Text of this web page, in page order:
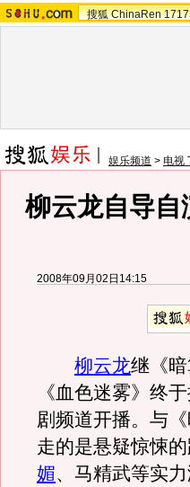
搜狐 ChinaRen
娱乐频道 > 电视
柳云龙自导自
2008年09月02日14:15
柳云龙继《
《血色迷雾》终
剧频道开播。与
走的是悬疑惊悚
媚、马精武等实